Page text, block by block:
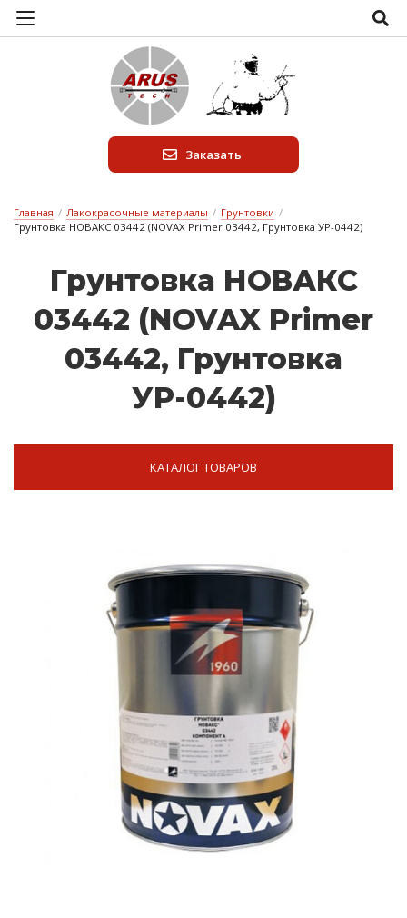
Заказать
Главная / Лакокрасочные материалы / Грунтовки /
Грунтовка НОВАКС 03442 (NOVAX Primer 03442, Грунтовка УР-0442)
Грун­товка НО­ВАКС
03442 (NOVAX Primer
03442, Грун­товка
УР-0442)
КАТАЛОГ ТОВАРОВ